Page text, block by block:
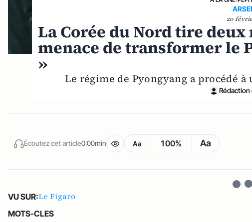
20
La Corée du Nord tire
menace de transformer le
»
Le régime de Pyongyang a procédé
Écoutez cet article0:00min Aa 100% Aa
VU SUR:Le Figaro
MOTS-CLES